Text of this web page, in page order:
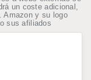
un coste adicional,
Amazon y su logo
sus afiliados